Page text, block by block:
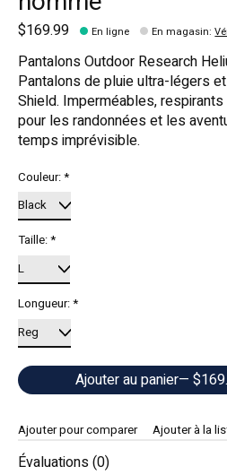
$169.99 En ligne En magasin:
Pantalons Outdoor Research
Pantalons de pluie ultra-légers
Shield. Imperméables,
pour les randonnées et les
temps imprévisible.
Couleur:*
Taille:*
Longueur:*
Ajouter au panier —
Ajouter pour comparer Ajouter à la
Évaluations (0)